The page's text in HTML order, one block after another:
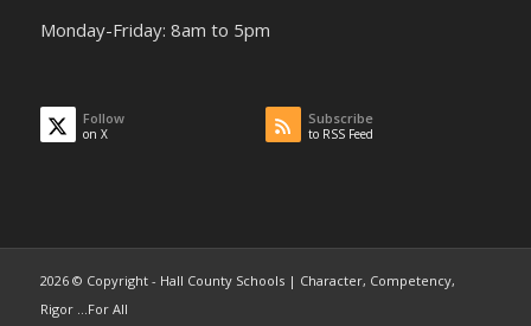
Monday-Friday: 8am to 5pm
Follow
on X
Subscribe
to RSS Feed
2026 © Copyright - Hall County Schools | Character, Competency,
Rigor ...For All